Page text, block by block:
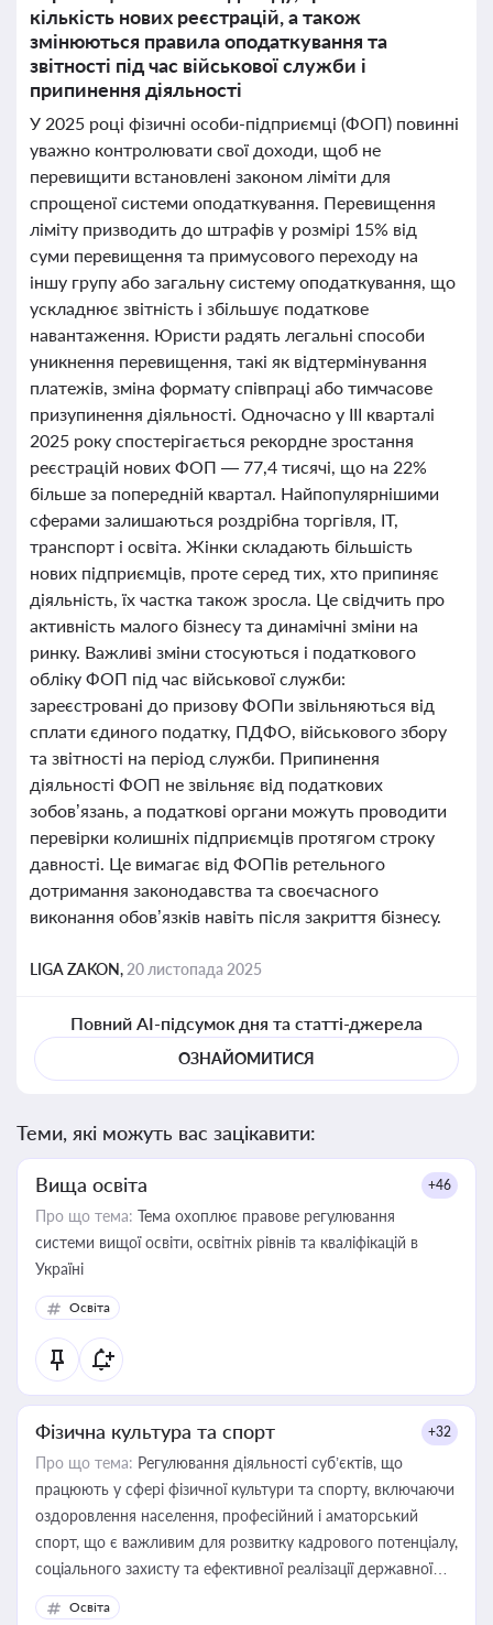
кількість нових реєстрацій, а також
змінюються правила оподаткування та
звітності під час військової служби і
припинення діяльності
У 2025 році фізичні особи-підприємці (ФОП) повинні
уважно контролювати свої доходи, щоб не
перевищити встановлені законом ліміти для
спрощеної системи оподаткування. Перевищення
ліміту призводить до штрафів у розмірі 15% від
суми перевищення та примусового переходу на
іншу групу або загальну систему оподаткування, що
ускладнює звітність і збільшує податкове
навантаження. Юристи радять легальні способи
уникнення перевищення, такі як відтермінування
платежів, зміна формату співпраці або тимчасове
призупинення діяльності. Одночасно у III кварталі
2025 року спостерігається рекордне зростання
реєстрацій нових ФОП — 77,4 тисячі, що на 22%
більше за попередній квартал. Найпопулярнішими
сферами залишаються роздрібна торгівля, ІТ,
транспорт і освіта. Жінки складають більшість
нових підприємців, проте серед тих, хто припиняє
діяльність, їх частка також зросла. Це свідчить про
активність малого бізнесу та динамічні зміни на
ринку. Важливі зміни стосуються і податкового
обліку ФОП під час військової служби:
зареєстровані до призову ФОПи звільняються від
сплати єдиного податку, ПДФО, військового збору
та звітності на період служби. Припинення
діяльності ФОП не звільняє від податкових
зобов’язань, а податкові органи можуть проводити
перевірки колишніх підприємців протягом строку
давності. Це вимагає від ФОПів ретельного
дотримання законодавства та своєчасного
виконання обов’язків навіть після закриття бізнесу.
LIGA ZAKON, 20 листопада 2025
Повний AI-підсумок дня та статті-джерела
ОЗНАЙОМИТИСЯ
Теми, які можуть вас зацікавити:
Вища освіта +46
Про що тема: Тема охоплює правове регулювання
системи вищої освіти, освітніх рівнів та кваліфікацій в
Україні
Освіта
Фізична культура та спорт +32
Про що тема: Регулювання діяльності суб’єктів, що
працюють у сфері фізичної культури та спорту, включаючи
оздоровлення населення, професійний і аматорський
спорт, що є важливим для розвитку кадрового потенціалу,
соціального захисту та ефективної реалізації державної
політики у цій галузі
Освіта